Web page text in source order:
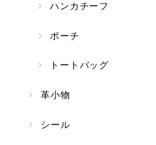
ハンカチーフ
ポーチ
トートバッグ
革小物
シール